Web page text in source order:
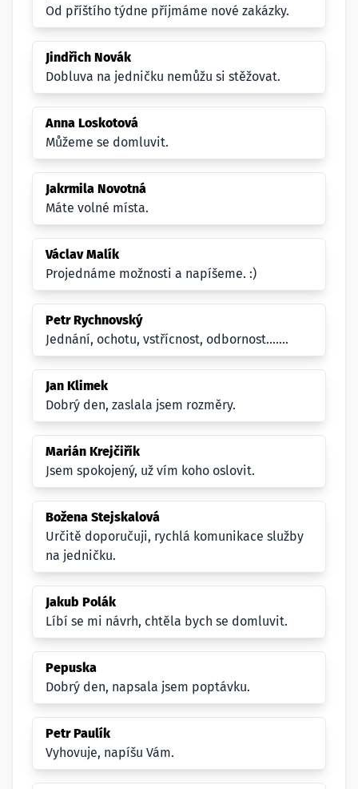
Od příštího týdne příjmáme nové zakázky.
Jindřich Novák
Dobluva na jedničku nemůžu si stěžovat.
Anna Loskotová
Můžeme se domluvit.
Jakrmila Novotná
Máte volné místa.
Václav Malík
Projednáme možnosti a napíšeme. :)
Petr Rychnovský
Jednání, ochotu, vstřícnost, odbornost.......
Jan Klimek
Dobrý den, zaslala jsem rozměry.
Marián Krejčiřík
Jsem spokojený, už vím koho oslovit.
Božena Stejskalová
Určitě doporučuji, rychlá komunikace služby
na jedničku.
Jakub Polák
Líbí se mi návrh, chtěla bych se domluvit.
Pepuska
Dobrý den, napsala jsem poptávku.
Petr Paulík
Vyhovuje, napíšu Vám.